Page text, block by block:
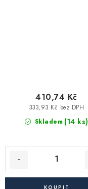
Skladem (14 ks)
333,93 Kč bez DPH
410,74 Kč